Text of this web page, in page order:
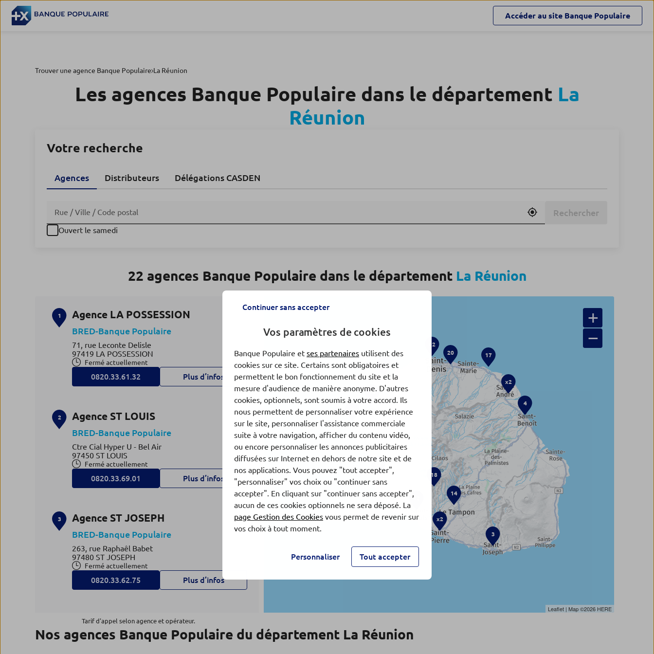
Accéder au site Banque Populaire
Trouver une agence Banque Populaire La Réunion
Les agences Banque Populaire dans le département La
Réunion
Votre recherche
Agences Distributeurs Délégations CASDEN
Utiliser ma position
Ouvert le samedi
Rechercher
22 agences Banque Populaire dans le département La Réunion
1 Agence LA POSSESSION
BRED-Banque Populaire
71, rue Leconte Delisle
97419 LA POSSESSION
Fermé actuellement
0820.33.61.32 Plus d’infos
2 Agence ST LOUIS
BRED-Banque Populaire
Ctre Cial Hyper U - Bel Air
97450 ST LOUIS
Fermé actuellement
0820.33.69.01 Plus d’infos
3 Agence ST JOSEPH
BRED-Banque Populaire
263, rue Raphaêl Babet
97480 ST JOSEPH
Fermé actuellement
0820.33.62.75 Plus d’infos
Agence ST BENOIT DE LA REUNION
BRED-Banque Populaire
3
17
4
x2
18
14
x2
x2
20
x2
x3
x2
+
−
Leaflet | Map ©2026 HERE
Tarif d'appel selon agence et opérateur.
Nos agences Banque Populaire du département La Réunion
Continuer sans accepter
Vos paramètres de cookies
Banque Populaire et ses partenaires utilisent des
cookies sur ce site. Certains sont obligatoires et
permettent le bon fonctionnement du site et la
mesure d'audience de manière anonyme. D'autres
cookies, optionnels, sont soumis à votre accord. Ils
nous permettent de personnaliser votre expérience
sur le site, personnaliser l'assistance commerciale
suite à votre navigation, afficher du contenu vidéo,
ou encore personnaliser les annonces publicitaires
diffusées sur Internet en dehors de notre site et de
nos applications. Vous pouvez "tout accepter",
"personnaliser" vos choix ou "continuer sans
accepter". En cliquant sur "continuer sans accepter",
aucun de ces cookies optionnels ne sera déposé. La
page Gestion des Cookies vous permet de revenir sur
vos choix à tout moment.
Personnaliser Tout accepter